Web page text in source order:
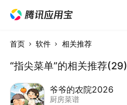
首页 软件 相关推荐
“指尖菜单”的相关推荐(29)
爷爷的农院2026
厨房菜谱